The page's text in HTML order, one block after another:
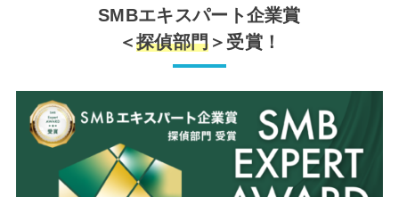
SMBエキスパート企業賞
＜探偵部門 ＞受賞！